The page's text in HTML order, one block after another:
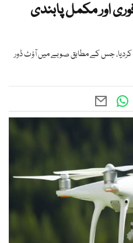
اور مکمل پابندی
جس کے مطابق صوبے میں آؤٹ ڈور